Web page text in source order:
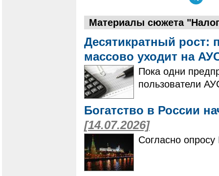
Материалы сюжета
Десятикратный рост:
массово уходит на
Пока одни
пользователи
Богатство в России
[14.07.2026]
Согласно